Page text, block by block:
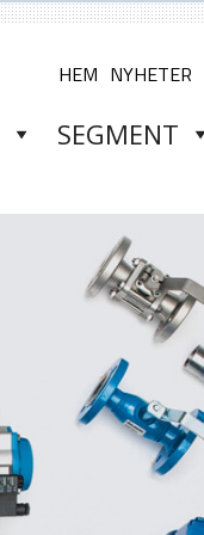
HEM NYHETER
SEGMENT